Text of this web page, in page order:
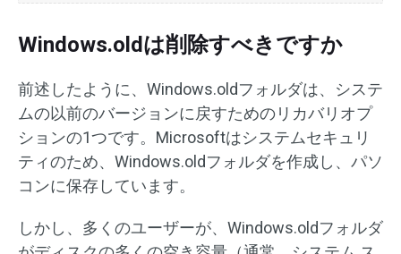
Windows.oldは削除すべきですか
前述したように、Windows.oldフォルダは、システ
ムの以前のバージョンに戻すためのリカバリオプ
ションの1つです。Microsoftはシステムセキュリ
ティのため、Windows.oldフォルダを作成し、パソ
コンに保存しています。
しかし、多くのユーザーが、Windows.oldフォルダ